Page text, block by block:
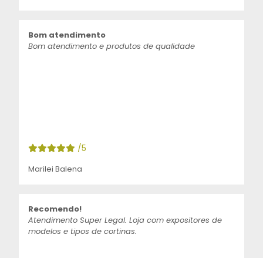
Bom atendimento
Bom atendimento e produtos de qualidade
/5
Marilei Balena
Recomendo!
Atendimento Super Legal. Loja com expositores de
modelos e tipos de cortinas.